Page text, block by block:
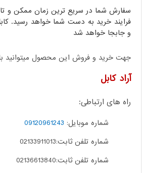
فرایند خرید به دست شما خواهد رسید.
و جابجا خواهد شد
جهت خرید و فروش این محصول میتوانید با
آراد کابل
راه های ارتباطی:
شماره موبایل: 09120961243
شماره تلفن ثابت:02133911013
شماره تلفن ثابت:02136613840